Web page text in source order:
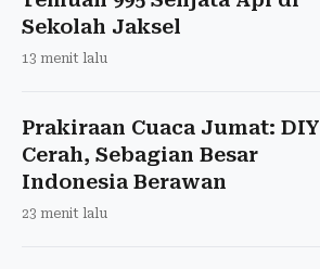
Sekolah Jaksel
13 menit lalu
Prakiraan Cuaca Jumat: DIY
Cerah, Sebagian Besar
Indonesia Berawan
23 menit lalu